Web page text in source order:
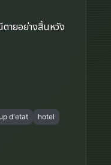
ายอย่างสิ้นหวัง
d'etat
hotel